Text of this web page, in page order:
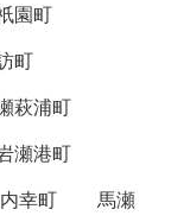
園町
町
萩浦町
瀬港町
内幸町
馬瀬